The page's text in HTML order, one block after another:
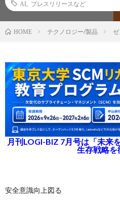
AI
プレスリリースなど
HOME テクノロジー/製品
月刊LOGI-BIZ 7月号は「未来
生存戦略を
安全意識向上図る